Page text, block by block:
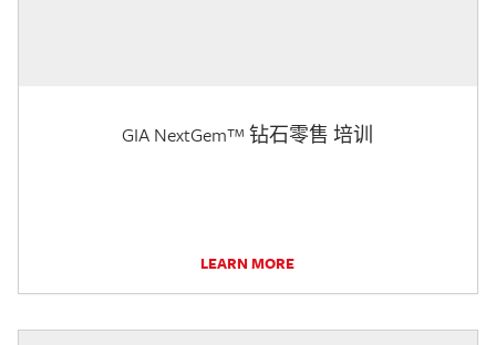
GIA NextGem™ 钻石零售 培训
LEARN MORE